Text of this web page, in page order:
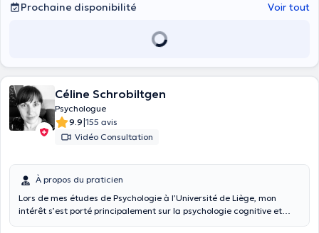
Prochaine disponibilité
Voir tout
Céline Schrobiltgen
Psychologue
9.9|155 avis
Vidéo Consultation
À propos du praticien
Lors de mes études de Psychologie à l’Université de Liège, mon
intérêt s’est porté principalement sur la psychologie cognitive et